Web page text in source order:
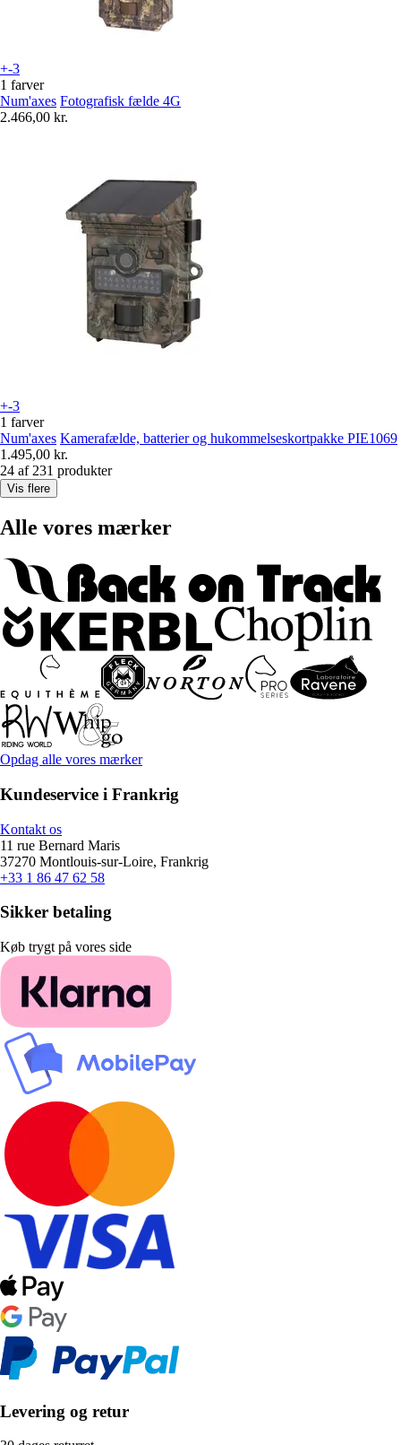
+-3
1 farver
Num'axes Fotografisk fælde 4G
2.466,00 kr.
+-3
1 farver
Num'axes Kamerafælde, batterier og hukommelseskortpakke PIE1069
1.495,00 kr.
24 af 231 produkter
Vis flere
Alle vores mærker
Opdag alle vores mærker
Kundeservice i Frankrig
Kontakt os
11 rue Bernard Maris
37270 Montlouis-sur-Loire, Frankrig
+33 1 86 47 62 58
Sikker betaling
Køb trygt på vores side
Levering og retur